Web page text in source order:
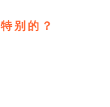
别的？